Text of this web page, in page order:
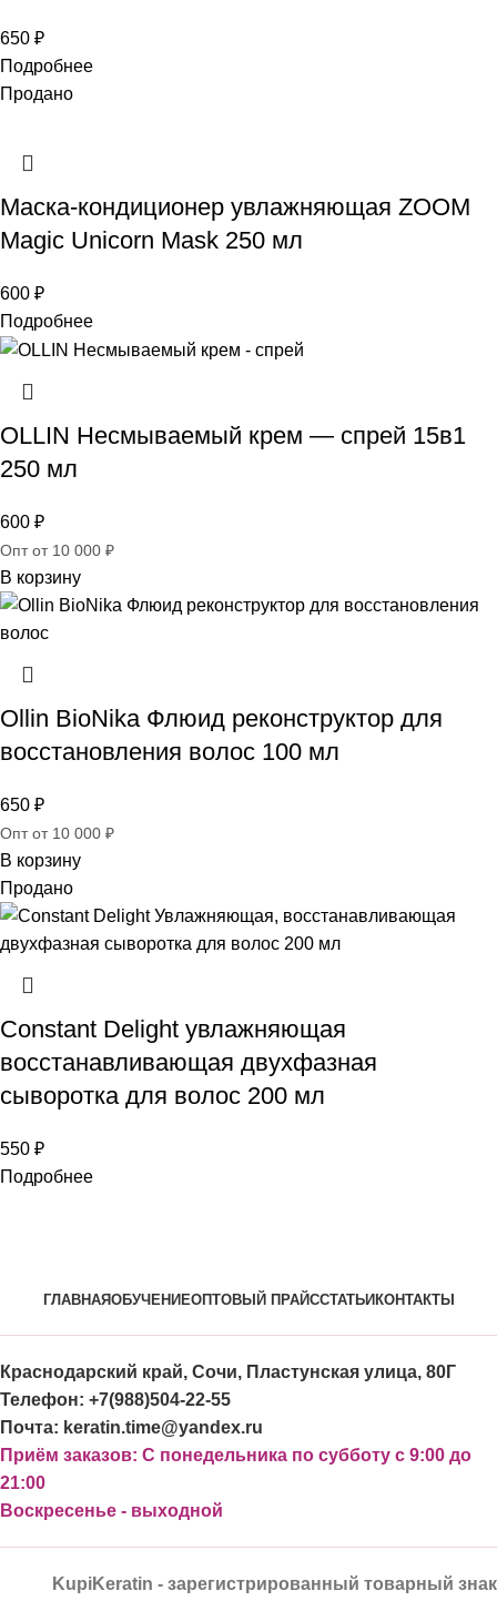
650 ₽
Подробнее
Продано
Маска-кондиционер увлажняющая ZOOM
Magic Unicorn Mask 250 мл
600 ₽
Подробнее
OLLIN Несмываемый крем — спрей 15в1
250 мл
600 ₽
Опт от 10 000 ₽
В корзину
Ollin BioNika Флюид реконструктор для
восстановления волос 100 мл
650 ₽
Опт от 10 000 ₽
В корзину
Продано
Constant Delight увлажняющая
восстанавливающая двухфазная
сыворотка для волос 200 мл
550 ₽
Подробнее
ГЛАВНАЯОБУЧЕНИЕОПТОВЫЙ ПРАЙССТАТЬИ КОНТАКТЫ
Краснодарский край, Сочи, Пластунская улица, 80Г
Телефон: +7(988)504-22-55
Почта: keratin.time@yandex.ru
Приём заказов: С понедельника по субботу с 9:00 до
21:00
Воскресенье - выходной
KupiKeratin - зарегистрированный товарный знак